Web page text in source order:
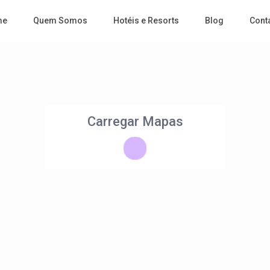
Quem Somos Hotéis e Resorts Blog
Carregar Mapas